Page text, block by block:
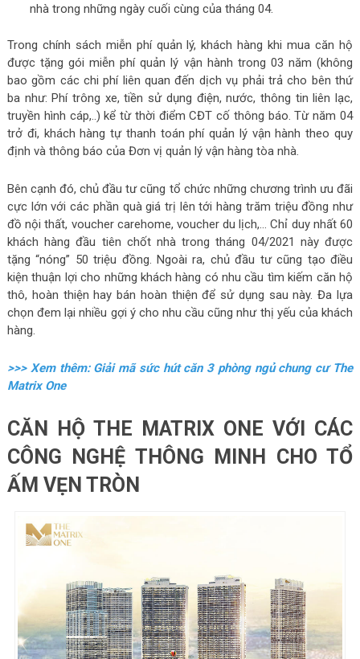
nhà trong những ngày cuối cùng của tháng 04.
Trong chính sách miễn phí quản lý, khách hàng khi mua căn hộ
được tặng gói miễn phí quản lý vận hành trong 03 năm (không
bao gồm các chi phí liên quan đến dịch vụ phải trả cho bên thứ
ba như: Phí trông xe, tiền sử dụng điện, nước, thông tin liên lạc,
truyền hình cáp,..) kể từ thời điểm CĐT cố thông báo. Từ năm 04
trở đi, khách hàng tự thanh toán phí quản lý vận hành theo quy
định và thông báo của Đơn vị quản lý vận hàng tòa nhà.
Bên cạnh đó, chủ đầu tư cũng tổ chức những chương trình ưu đãi
cực lớn với các phần quà giá trị lên tới hàng trăm triệu đồng như
đồ nội thất, voucher carehome, voucher du lịch,… Chỉ duy nhất 60
khách hàng đầu tiên chốt nhà trong tháng 04/2021 này được
tặng “nóng” 50 triệu đồng. Ngoài ra, chủ đầu tư cũng tạo điều
kiện thuận lợi cho những khách hàng có nhu cầu tìm kiếm căn hộ
thô, hoàn thiện hay bán hoàn thiện để sử dụng sau này. Đa lựa
chọn đem lại nhiều gợi ý cho nhu cầu cũng như thị yếu của khách
hàng.
>>> Xem thêm: Giải mã sức hút căn 3 phòng ngủ chung cư The
Matrix One
CĂN HỘ THE MATRIX ONE VỚI CÁC
CÔNG NGHỆ THÔNG MINH CHO TỔ
ẤM VẸN TRÒN